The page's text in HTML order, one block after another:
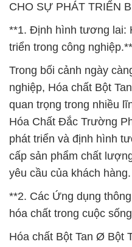
CHO SỰ PHÁT TRIỂN
**1. Định hình tương lai:
triển trong công nghiệp.**
Trong bối cảnh ngày
nghiệp, Hóa chất Bột
quan trọng trong nhiều
Hóa Chất Đắc Trường
phát triển và định hình
cấp sản phẩm chất
yêu cầu của khách hàng.
**2. Các Ứng dụng
hóa chất trong cuộc
Hóa chất Bột Tan Ø Bột